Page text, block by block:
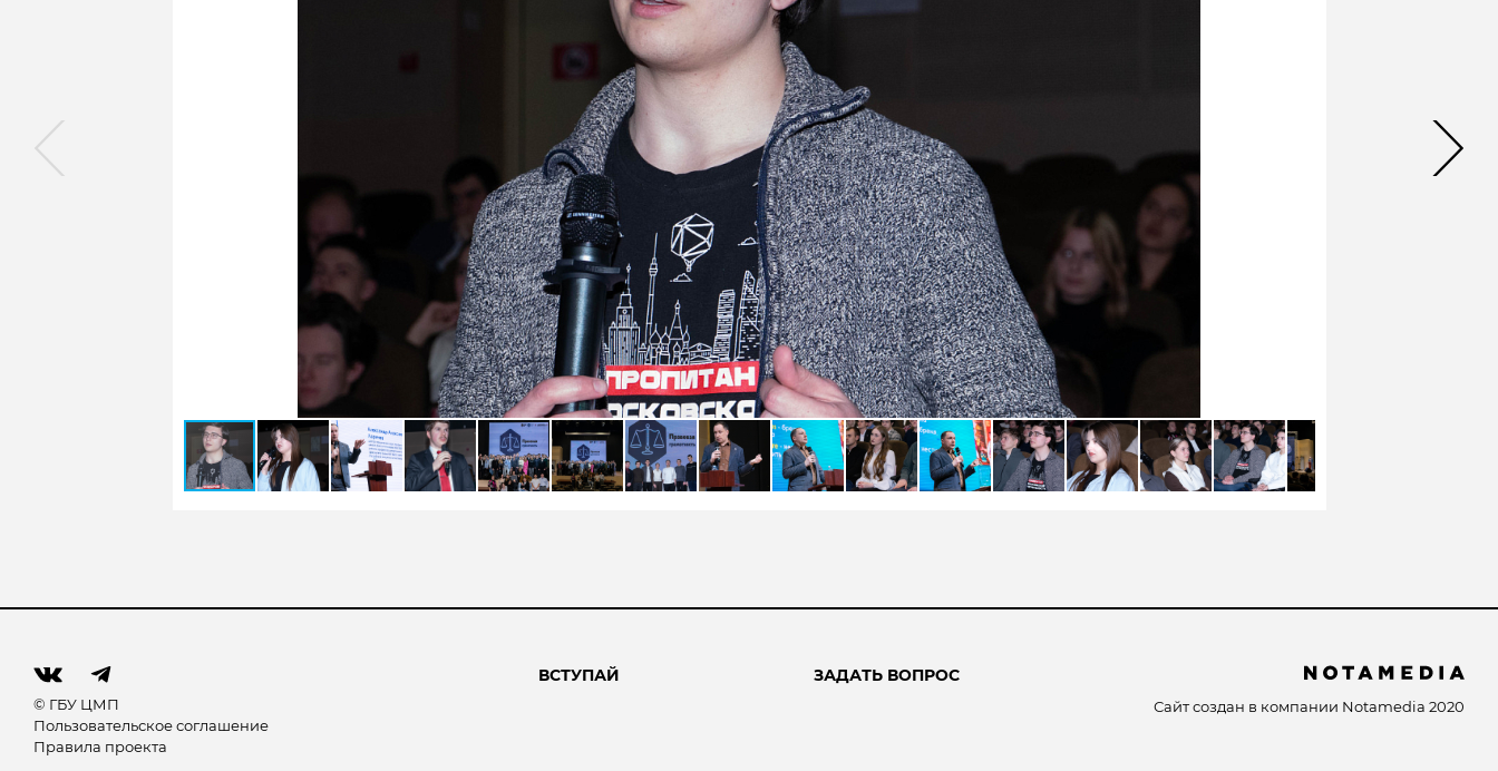
© ГБУ ЦМП
Пользовательское соглашение
Правила проекта
ВСТУПАЙ ЗАДАТЬ ВОПРОС
Сайт создан в компании Notamedia 2020